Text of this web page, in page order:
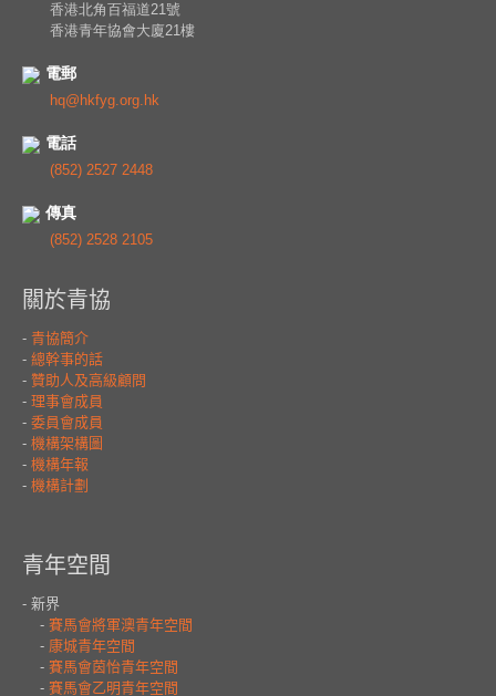
香港北角百福道21號
香港青年協會大廈21樓
電郵
hq@hkfyg.org.hk
電話
(852) 2527 2448
傳真
(852) 2528 2105